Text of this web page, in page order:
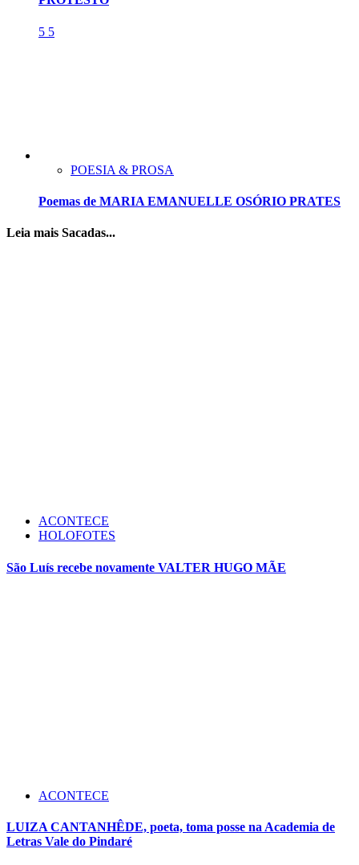
5 5
POESIA & PROSA
Poemas de MARIA EMANUELLE OSÓRIO PRATES
Leia mais Sacadas...
ACONTECE
HOLOFOTES
São Luís recebe novamente VALTER HUGO MÃE
ACONTECE
LUIZA CANTANHÊDE, poeta, toma posse na Academia de
Letras Vale do Pindaré